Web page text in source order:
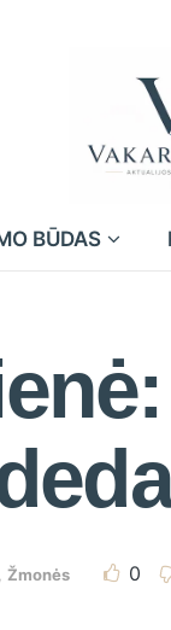
BŪDAS
, Žmonės 0